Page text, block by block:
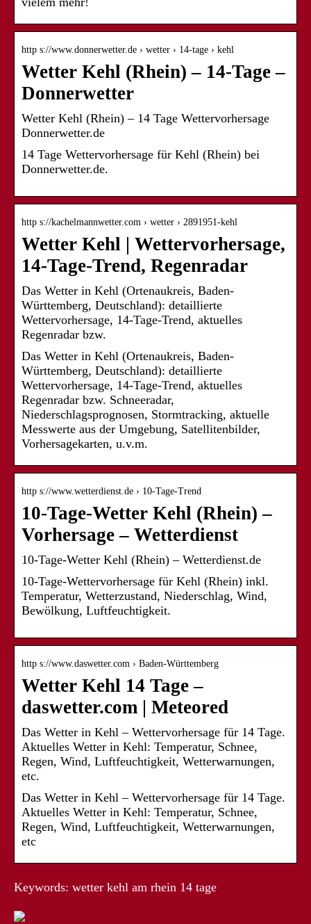
http s://www.donnerwetter.de › wetter › 14-tage › kehl
Wetter Kehl (Rhein) – 14-Tage –
Donnerwetter
Wetter Kehl (Rhein) – 14 Tage Wettervorhersage
Donnerwetter.de
14 Tage Wettervorhersage für Kehl (Rhein) bei
Donnerwetter.de.
http s://kachelmannwetter.com › wetter › 2891951-kehl
Wetter Kehl | Wettervorhersage,
14-Tage-Trend, Regenradar
Das Wetter in Kehl (Ortenaukreis, Baden-
Württemberg, Deutschland): detaillierte
Wettervorhersage, 14-Tage-Trend, aktuelles
Regenradar bzw.
Das Wetter in Kehl (Ortenaukreis, Baden-
Württemberg, Deutschland): detaillierte
Wettervorhersage, 14-Tage-Trend, aktuelles
Regenradar bzw. Schneeradar,
Niederschlagsprognosen, Stormtracking, aktuelle
Messwerte aus der Umgebung, Satellitenbilder,
Vorhersagekarten, u.v.m.
http s://www.wetterdienst.de › 10-Tage-Trend
10-Tage-Wetter Kehl (Rhein) –
Vorhersage – Wetterdienst
10-Tage-Wetter Kehl (Rhein) – Wetterdienst.de
10-Tage-Wettervorhersage für Kehl (Rhein) inkl.
Temperatur, Wetterzustand, Niederschlag, Wind,
Bewölkung, Luftfeuchtigkeit.
http s://www.daswetter.com › Baden-Württemberg
Wetter Kehl 14 Tage –
daswetter.com | Meteored
Das Wetter in Kehl – Wettervorhersage für 14 Tage.
Aktuelles Wetter in Kehl: Temperatur, Schnee,
Regen, Wind, Luftfeuchtigkeit, Wetterwarnungen,
etc.
Das Wetter in Kehl – Wettervorhersage für 14 Tage.
Aktuelles Wetter in Kehl: Temperatur, Schnee,
Regen, Wind, Luftfeuchtigkeit, Wetterwarnungen,
etc
Keywords: wetter kehl am rhein 14 tage